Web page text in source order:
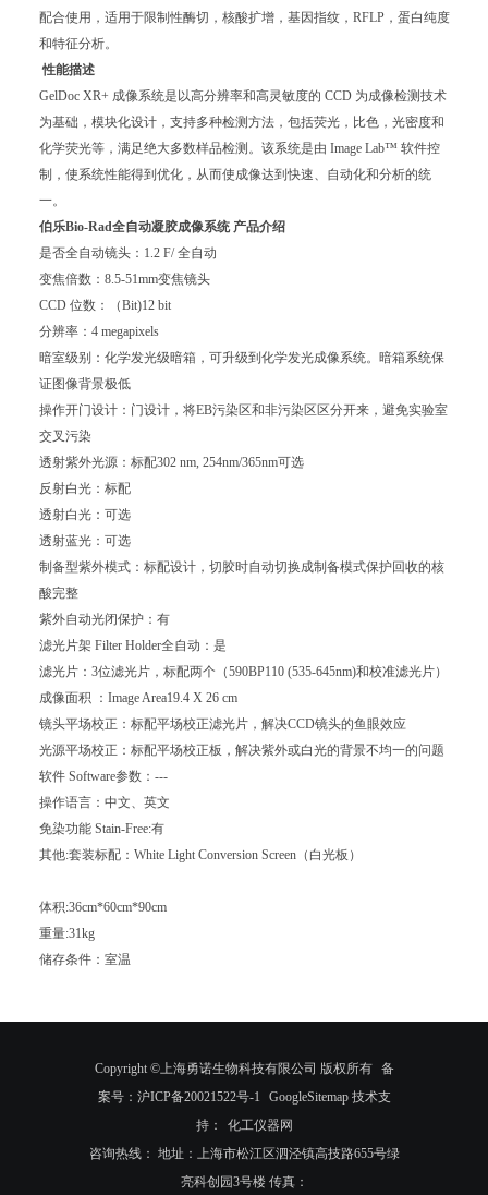
配合使用，适用于限制性酶切，核酸扩增，基因指纹，RFLP，蛋白纯度
和特征分析。
性能描述
GelDoc XR+ 成像系统是以高分辨率和高灵敏度的 CCD 为成像检测技术
为基础，模块化设计，支持多种检测方法，包括荧光，比色，光密度和
化学荧光等，满足绝大多数样品检测。该系统是由 Image Lab™ 软件控
制，使系统性能得到优化，从而使成像达到快速、自动化和分析的统
一。
伯乐Bio-Rad全自动凝胶成像系统产品介绍
是否全自动镜头：1.2 F/ 全自动
变焦倍数：8.5-51mm变焦镜头
CCD 位数：（Bit)12 bit
分辨率：4 megapixels
暗室级别：化学发光级暗箱，可升级到化学发光成像系统。暗箱系统保
证图像背景极低
操作开门设计：门设计，将EB污染区和非污染区区分开来，避免实验室
交叉污染
透射紫外光源：标配302 nm, 254nm/365nm可选
反射白光：标配
透射白光：可选
透射蓝光：可选
制备型紫外模式：标配设计，切胶时自动切换成制备模式保护回收的核
酸完整
紫外自动光闭保护：有
滤光片架 Filter Holder全自动：是
滤光片：3位滤光片，标配两个（590BP110 (535-645nm)和校准滤光片）
成像面积 ：Image Area19.4 X 26 cm
镜头平场校正：标配平场校正滤光片，解决CCD镜头的鱼眼效应
光源平场校正：标配平场校正板，解决紫外或白光的背景不均一的问题
软件 Software参数：---
操作语言：中文、英文
免染功能 Stain-Free:有
其他:套装标配：White Light Conversion Screen（白光板）
体积:36cm*60cm*90cm
重量:31kg
储存条件：室温
Copyright ©上海勇诺生物科技有限公司 版权所有 备
案号：沪ICP备20021522号-1
GoogleSitemap技术支
持：
化工仪器网
咨询热线： 地址：上海市松江区泗泾镇高技路655号绿
亮科创园3号楼 传真：